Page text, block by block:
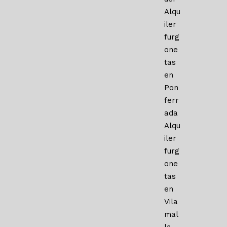
Alqu
iler
furg
one
tas
en
Pon
ferr
ada
Alqu
iler
furg
one
tas
en
Vila
mal